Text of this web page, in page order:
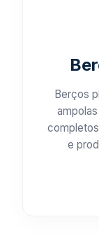
Berços
e